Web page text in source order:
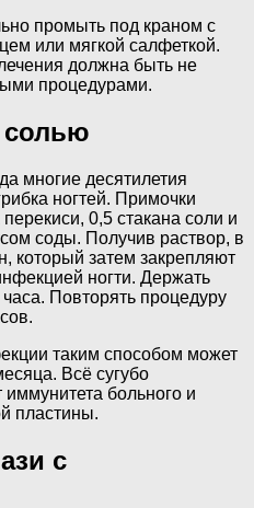
промыть под краном с
или мягкой салфеткой.
должна быть не
процедурами.
солью
многие десятилетия
ногтей. Примочки
перекиси, 0,5 стакана соли и
соды. Получив раствор, в
который затем закрепляют
ногти. Держать
Повторять процедуру
таким способом может
Всё сугубо
иммунитета больного и
пластины.
с